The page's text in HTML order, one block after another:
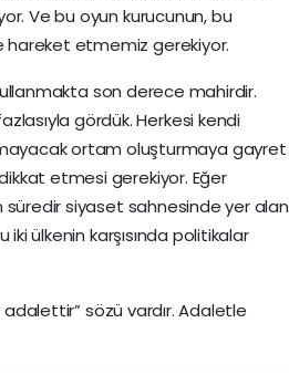
Ve bu oyun kurucunun, bu
hareket etmemiz gerekiyor.
kullanmakta son derece mahirdir.
gördük. Herkesi kendi
ortam oluşturmaya gayret
etmesi gerekiyor. Eğer
süredir siyaset sahnesinde yer alan
ülkenin karşısında politikalar
adalettir” sözü vardır. Adaletle